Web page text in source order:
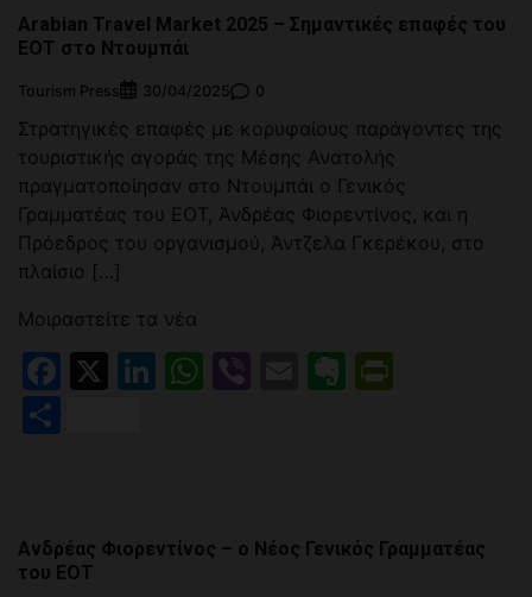
Arabian Travel Market 2025 – Σημαντικές επαφές του
ΕΟΤ στο Ντουμπάι
Tourism Press 30/04/2025 0
Στρατηγικές επαφές με κορυφαίους παράγοντες της
τουριστικής αγοράς της Μέσης Ανατολής
πραγματοποίησαν στο Ντουμπάι ο Γενικός
Γραμματέας του ΕΟΤ, Άνδρέας Φιορεντίνος, και η
Πρόεδρος του οργανισμού, Άντζελα Γκερέκου, στο
πλαίσιο […]
Μοιραστείτε τα νέα
Facebook
X LinkedIn
WhatsApp
ViberEmailEvernote
Ανδρέας Φιορεντίνος – ο Νέος Γενικός Γραμματέας
του ΕΟΤ